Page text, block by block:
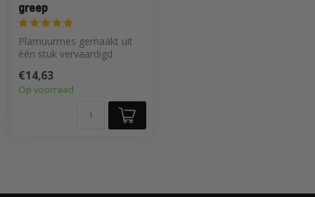
greep
Plamuurmes gemaakt uit
één stuk vervaardigd
kwaliteit
€14,63
Op voorraad